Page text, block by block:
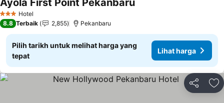
3 BintangHotel
Ayola First Point Pekanbaru
8.8 Terbaik 2,855 Pekanbaru
Pilih tarikh untuk melihat harga yang
tepat
Lihat harga
Kongsi